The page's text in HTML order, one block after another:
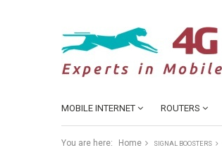
MOBILE INTERNET ROUTERS
You are here: Home SIGNAL BOOSTERS